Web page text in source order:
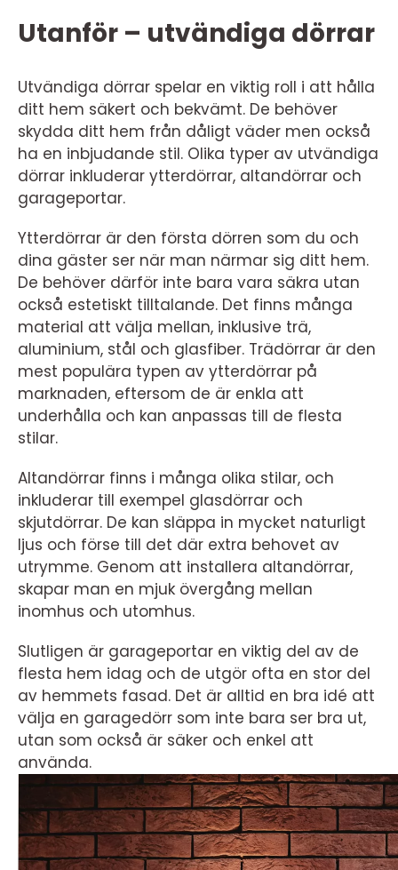
Utanför – utvändiga dörrar
Utvändiga dörrar spelar en viktig roll i att hålla
ditt hem säkert och bekvämt. De behöver
skydda ditt hem från dåligt väder men också
ha en inbjudande stil. Olika typer av utvändiga
dörrar inkluderar ytterdörrar, altandörrar och
garageportar.
Ytterdörrar är den första dörren som du och
dina gäster ser när man närmar sig ditt hem.
De behöver därför inte bara vara säkra utan
också estetiskt tilltalande. Det finns många
material att välja mellan, inklusive trä,
aluminium, stål och glasfiber. Trädörrar är den
mest populära typen av ytterdörrar på
marknaden, eftersom de är enkla att
underhålla och kan anpassas till de flesta
stilar.
Altandörrar finns i många olika stilar, och
inkluderar till exempel glasdörrar och
skjutdörrar. De kan släppa in mycket naturligt
ljus och förse till det där extra behovet av
utrymme. Genom att installera altandörrar,
skapar man en mjuk övergång mellan
inomhus och utomhus.
Slutligen är garageportar en viktig del av de
flesta hem idag och de utgör ofta en stor del
av hemmets fasad. Det är alltid en bra idé att
välja en garagedörr som inte bara ser bra ut,
utan som också är säker och enkel att
använda.